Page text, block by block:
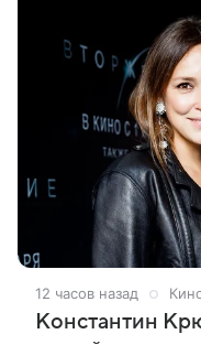
12 часов назад
Константин